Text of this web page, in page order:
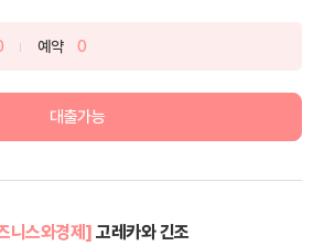
예약 0
대출가능
니스와경제] 고레카와 긴조